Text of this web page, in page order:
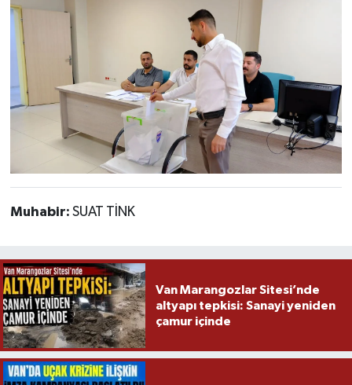
Muhabir: SUAT TİNK
Van Marangozlar Sitesi’nde
altyapı tepkisi: Sanayi yeniden
çamur içinde